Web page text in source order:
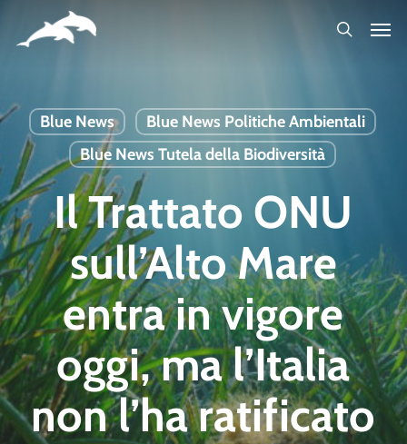
content
Blue News
Blue News Politiche Ambientali
Blue News Tutela della Biodiversità
Il Trattato ONU
sull’Alto Mare
entra in vigore
oggi, ma l’Italia
non l’ha ratificato